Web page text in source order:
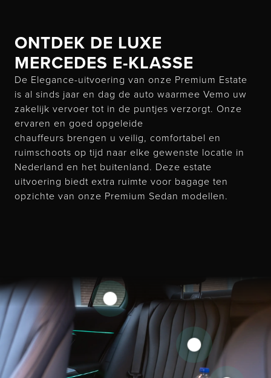
ONTDEK DE LUXE
MERCEDES E-KLASSE
De Elegance-uitvoering van onze Premium Estate
is al sinds jaar en dag de auto waarmee Vemo uw
zakelijk vervoer tot in de puntjes verzorgt. Onze
ervaren en goed opgeleide
chauffeurs brengen u veilig, comfortabel en
ruimschoots op tijd naar elke gewenste locatie in
Nederland en het buitenland. Deze estate
uitvoering biedt extra ruimte voor bagage ten
opzichte van onze Premium Sedan modellen.